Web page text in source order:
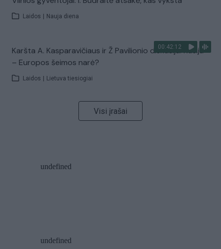
Laidos Nauja diena
00:42:12
Karšta A. Kasparavičiaus ir Ž Pavilionio diskusija: Rusija
– Europos šeimos narė?
Laidos Lietuva tiesiogiai
Visi įrašai